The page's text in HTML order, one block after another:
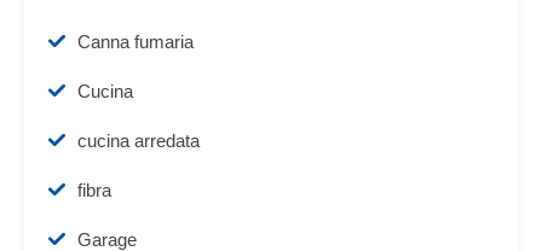
Canna fumaria
Cucina
cucina arredata
fibra
Garage